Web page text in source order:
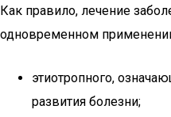
Как правило, лечение
одновременном
этиотропного,
развития болезни;